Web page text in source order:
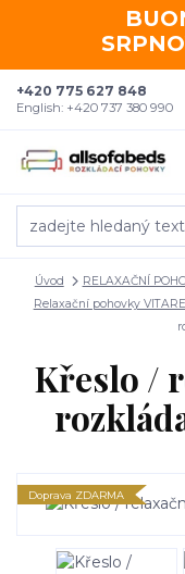
+420 775 627 848
English: +420 737 380 990
Úvod RELAXAČNÍ
Relaxační pohovky
Křeslo /
Doprava ZDARMA